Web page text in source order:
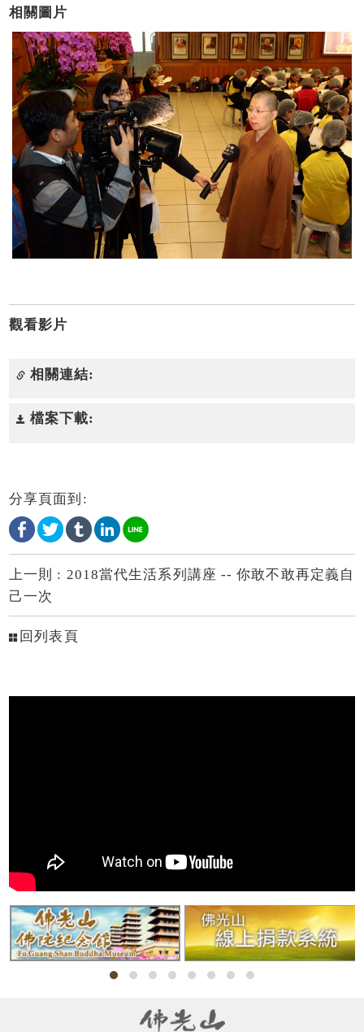
相關圖片
觀看影片
相關連結:
檔案下載:
分享頁面到:
上一則 : 2018當代生活系列講座 -- 你敢不敢再定義自
己一次
回列表頁